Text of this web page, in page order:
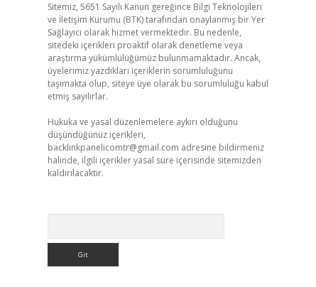
Sitemiz, 5651 Sayılı Kanun gereğince Bilgi Teknolojileri
ve İletişim Kurumu (BTK) tarafından onaylanmış bir Yer
Sağlayıcı olarak hizmet vermektedir. Bu nedenle,
sitedeki içerikleri proaktif olarak denetleme veya
araştırma yükümlülüğümüz bulunmamaktadır. Ancak,
üyelerimiz yazdıkları içeriklerin sorumluluğunu
taşımakta olup, siteye üye olarak bu sorumluluğu kabul
etmiş sayılırlar.
Hukuka ve yasal düzenlemelere aykırı olduğunu
düşündüğünüz içerikleri,
backlinkpanelicomtr@gmail.com adresine bildirmeniz
halinde, ilgili içerikler yasal süre içerisinde sitemizden
kaldırılacaktır.